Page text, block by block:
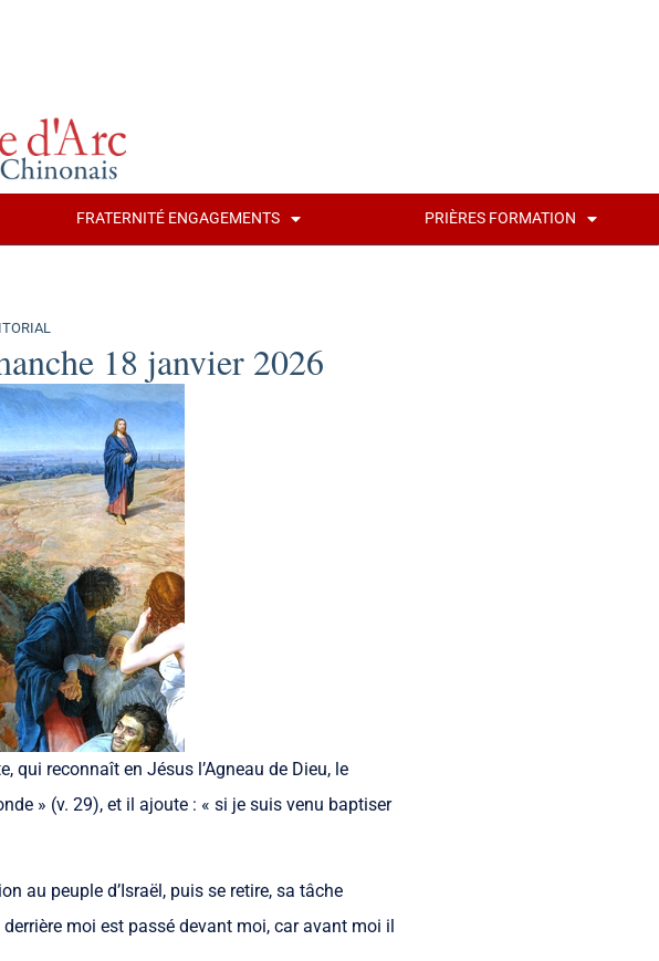
FRATERNITÉ ENGAGEMENTS PRIÈRES FORMATION
18 janvier 2026
qui reconnaît en Jésus l’Agneau de Dieu, le
» (v. 29), et il ajoute : « si je suis venu baptiser
au peuple d’Israël, puis se retire, sa tâche
moi est passé devant moi, car avant moi il